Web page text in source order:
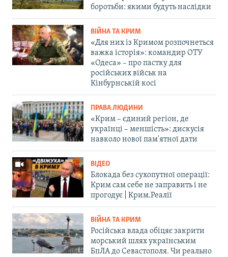
боротьби: якими будуть наслідки
ВІЙНА ТА КРИМ
«Для них із Кримом розпочнеться
важка історія»: командир ОТУ
«Одеса» – про пастку для
російських військ на
Кінбурнській косі
ПРАВА ЛЮДИНИ
«Крим – єдиний регіон, де
українці – меншість»: дискусія
навколо нової пам'ятної дати
ВІДЕО
Блокада без сухопутної операції:
Крим сам себе не заправить і не
прогодує | Крим.Реалії
ВІЙНА ТА КРИМ
Російська влада обіцяє закрити
морський шлях українським
БпЛА до Севастополя. Чи реально